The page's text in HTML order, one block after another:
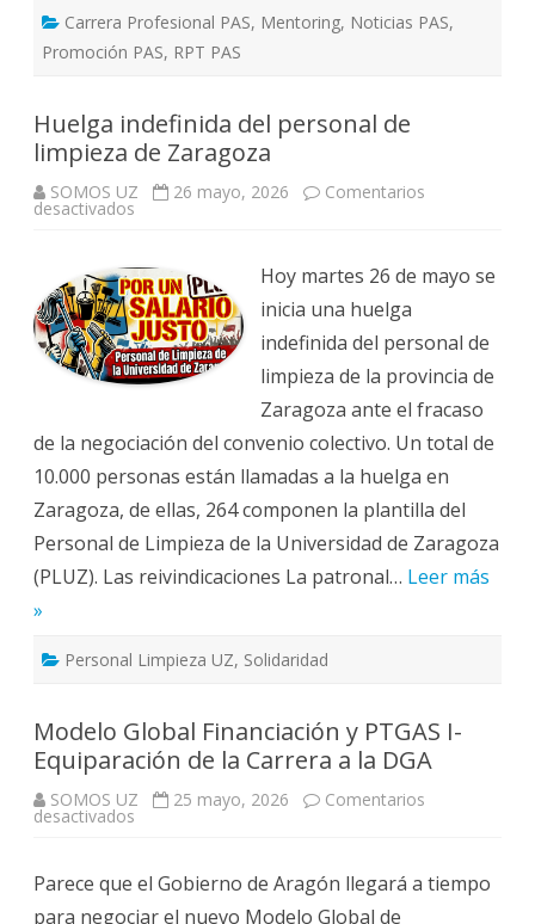
Carrera Profesional PAS, Mentoring, Noticias PAS,
Promoción PAS, RPT PAS
Huelga indefinida del personal de
limpieza de Zaragoza
SOMOS UZ 26 mayo, 2026 Comentarios
desactivados
personal
de
limpieza
de
Zaragoza
Hoy martes 26 de mayo se
inicia una huelga
indefinida del personal de
limpieza de la provincia de
Zaragoza ante el fracaso
de la negociación del convenio colectivo. Un total de
10.000 personas están llamadas a la huelga en
Zaragoza, de ellas, 264 componen la plantilla del
Personal de Limpieza de la Universidad de Zaragoza
(PLUZ). Las reivindicaciones La patronal… Leer más
»
Personal Limpieza UZ, Solidaridad
Modelo Global Financiación y PTGAS I-
Equiparación de la Carrera a la DGA
SOMOS UZ 25 mayo, 2026 Comentarios
desactivados
y
PTGAS
I-
Parece que el Gobierno de Aragón llegará a tiempo
para negociar el nuevo Modelo Global de